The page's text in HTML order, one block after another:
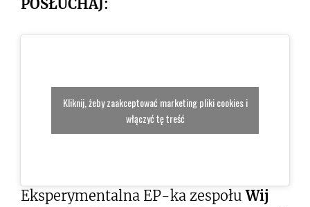
POSŁUCHAJ:
Kliknij, żeby zaakceptować marketing pliki cookies i
włączyć tę treść
Eksperymentalna EP-ka zespołuWij